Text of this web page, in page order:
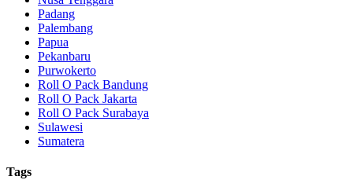
Padang
Palembang
Papua
Pekanbaru
Purwokerto
Roll O Pack Bandung
Roll O Pack Jakarta
Roll O Pack Surabaya
Sulawesi
Sumatera
Tags